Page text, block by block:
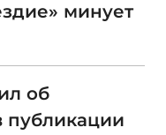
минует
об
публикации